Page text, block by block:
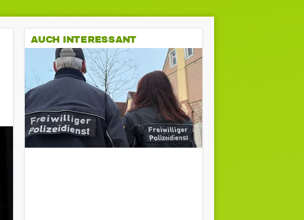
AUCH INTERESSANT